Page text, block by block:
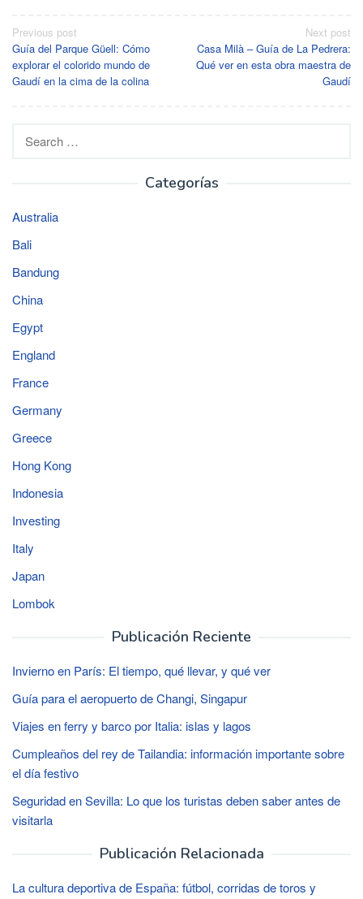
Post
navigation
Previous post
Guía del Parque Güell: Cómo
explorar el colorido mundo de
Gaudí en la cima de la colina
Next post
Casa Milà – Guía de La Pedrera:
Qué ver en esta obra maestra de
Gaudí
for:
Categorías
Australia
Bali
Bandung
China
Egypt
England
France
Germany
Greece
Hong Kong
Indonesia
Investing
Italy
Japan
Lombok
Publicación Reciente
Invierno en París: El tiempo, qué llevar, y qué ver
Guía para el aeropuerto de Changi, Singapur
Viajes en ferry y barco por Italia: islas y lagos
Cumpleaños del rey de Tailandia: información importante sobre
el día festivo
Seguridad en Sevilla: Lo que los turistas deben saber antes de
visitarla
Publicación Relacionada
La cultura deportiva de España: fútbol, ​​corridas de toros y